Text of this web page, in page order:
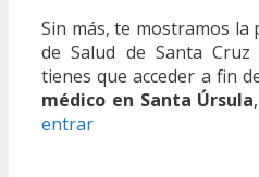
Sin más, te mostramos la
de Salud de Santa
tienes que acceder a fin
médico en Santa Úrsula
entrar